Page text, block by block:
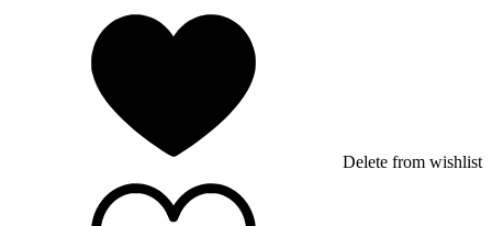
Delete from wishlist